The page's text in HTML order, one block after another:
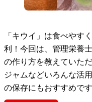
「キウイ」は食べやす
利！今回は、管理栄養
の作り方を教えていた
ジャムなどいろんな活
の保存にもおすすめです